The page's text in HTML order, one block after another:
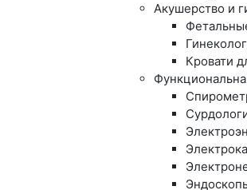
Акушерство и
Кровати